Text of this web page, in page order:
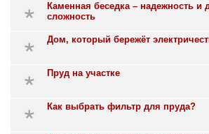
Каменная беседка – надежность и
сложность
Дом, который бережёт
Пруд на участке
Как выбрать фильтр для пруда?